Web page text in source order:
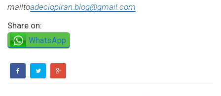
mailtoadeciopiran.blog@gmail.com
Share on:
WhatsApp